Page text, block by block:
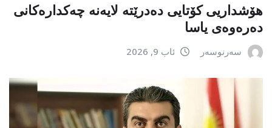
هۆشداریی کۆتایی دەدرێتە لایەنە چەکدارەکانی
دەرەوەی یاسا
سەرنوسەر ئاب 9, 2026